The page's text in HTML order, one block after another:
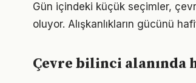
Gün içindeki küçük seçimler,
oluyor. Alışkanlıkların gücünü
Çevre bilinci alanında